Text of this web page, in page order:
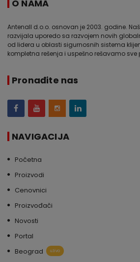
O NAMA
Antenall d.o.o. osnovan je 2003. godine.
razvijala uporedo sa razvojem novih
od lidera u oblasti sigurnosnih sistema
kompletna rešenja i uspešno rešavamo sve
Pronađite nas
NAVIGACIJA
Početna
Proizvodi
Cenovnici
Proizvođači
Novosti
Portal
Beograd
uživo